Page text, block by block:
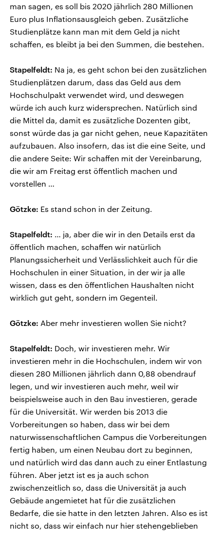
man sagen, es soll bis 2020 jährlich 280 Millionen
Euro plus Inflationsausgleich geben. Zusätzliche
Studienplätze kann man mit dem Geld ja nicht
schaffen, es bleibt ja bei den Summen, die bestehen.
Stapelfeldt: Na ja, es geht schon bei den zusätzlichen
Studienplätzen darum, dass das Geld aus dem
Hochschulpakt verwendet wird, und deswegen
würde ich auch kurz widersprechen. Natürlich sind
die Mittel da, damit es zusätzliche Dozenten gibt,
sonst würde das ja gar nicht gehen, neue Kapazitäten
aufzubauen. Also insofern, das ist die eine Seite, und
die andere Seite: Wir schaffen mit der Vereinbarung,
die wir am Freitag erst öffentlich machen und
vorstellen …
Götzke: Es stand schon in der Zeitung.
Stapelfeldt: … ja, aber die wir in den Details erst da
öffentlich machen, schaffen wir natürlich
Planungssicherheit und Verlässlichkeit auch für die
Hochschulen in einer Situation, in der wir ja alle
wissen, dass es den öffentlichen Haushalten nicht
wirklich gut geht, sondern im Gegenteil.
Götzke: Aber mehr investieren wollen Sie nicht?
Stapelfeldt: Doch, wir investieren mehr. Wir
investieren mehr in die Hochschulen, indem wir von
diesen 280 Millionen jährlich dann 0,88 obendrauf
legen, und wir investieren auch mehr, weil wir
beispielsweise auch in den Bau investieren, gerade
für die Universität. Wir werden bis 2013 die
Vorbereitungen so haben, dass wir bei dem
naturwissenschaftlichen Campus die Vorbereitungen
fertig haben, um einen Neubau dort zu beginnen,
und natürlich wird das dann auch zu einer Entlastung
führen. Aber jetzt ist es ja auch schon
zwischenzeitlich so, dass die Universität ja auch
Gebäude angemietet hat für die zusätzlichen
Bedarfe, die sie hatte in den letzten Jahren. Also es ist
nicht so, dass wir einfach nur hier stehengeblieben